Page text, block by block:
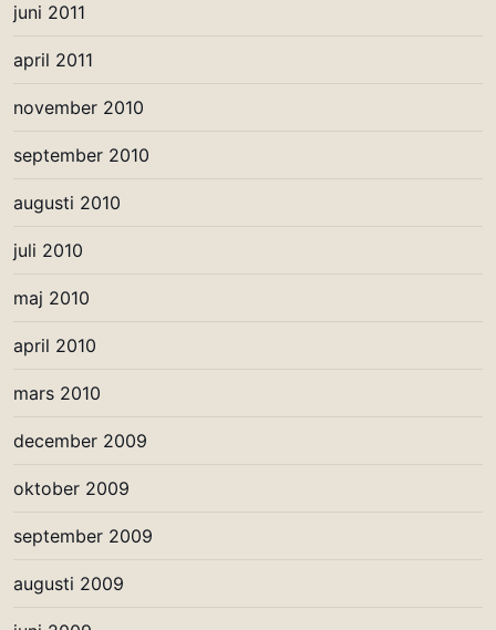
juni 2011
april 2011
november 2010
september 2010
augusti 2010
juli 2010
maj 2010
april 2010
mars 2010
december 2009
oktober 2009
september 2009
augusti 2009